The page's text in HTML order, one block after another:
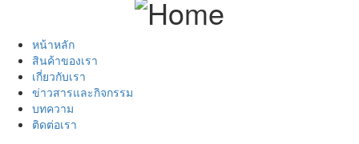
หน้าหลัก
สินค้าของเรา
เกี่ยวกับเรา
ข่าวสารและกิจกรรม
บทความ
ติดต่อเรา